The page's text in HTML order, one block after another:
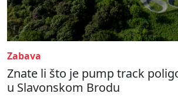
Zabava
Znate li što je pump track
u Slavonskom Brodu